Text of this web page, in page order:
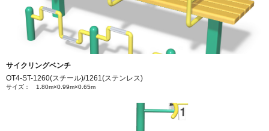
サイクリングベンチ
OT4-ST-1260(スチール)/1261(ステンレス)
サイズ： 1.80m×0.99m×0.65m